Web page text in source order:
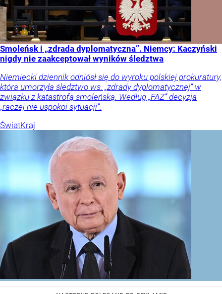
Smoleńsk i „zdrada dyplomatyczna”. Niemcy: Kaczyński
nigdy nie zaakceptował wyników śledztwa
Niemiecki dziennik odniósł się do wyroku polskiej prokuratury,
która umorzyła śledztwo ws. „zdrady dyplomatycznej” w
związku z katastrofą smoleńską. Według „FAZ” decyzja
„raczej nie uspokoi sytuacji”.
ŚwiatKraj